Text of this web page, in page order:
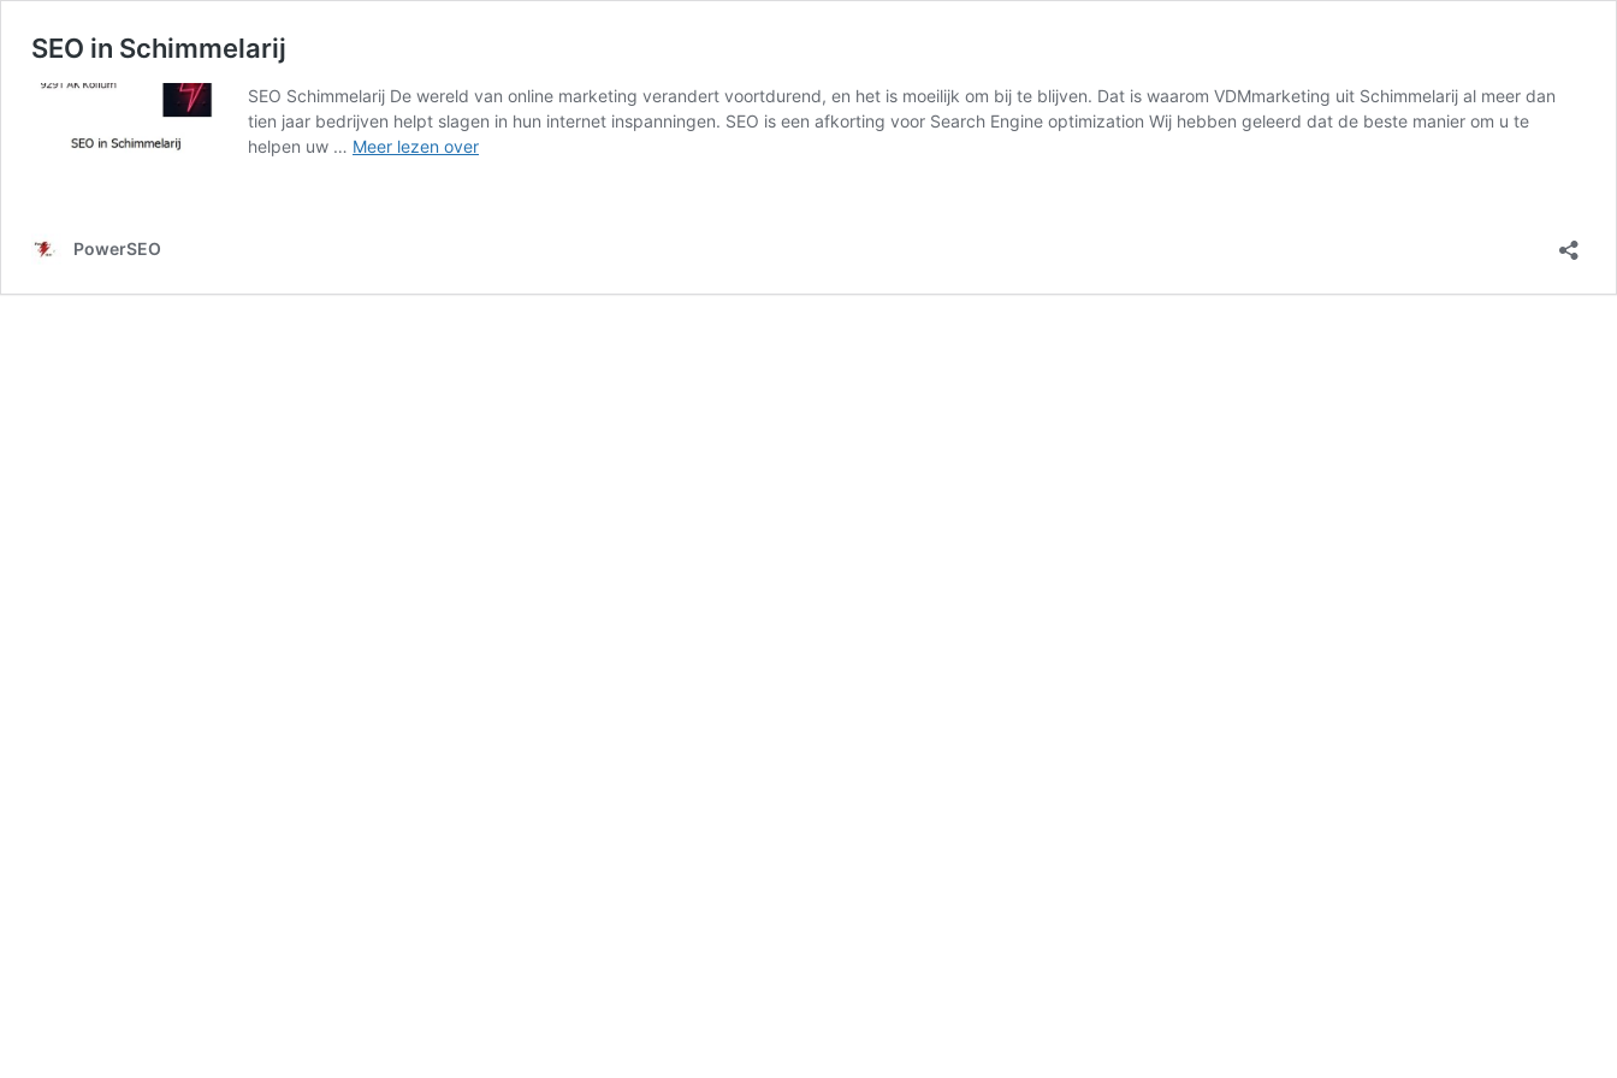
SEO in Schimmelarij
SEO Schimmelarij De wereld van online marketing verandert voortdurend, en het is moeilijk om bij te blijven. Dat is waarom VDMmarketing uit Schimmelarij al meer dan
tien jaar bedrijven helpt slagen in hun internet inspanningen. SEO is een afkorting voor Search Engine optimization Wij hebben geleerd dat de beste manier om u te
helpen uw … Meer lezen overSEO
PowerSEO